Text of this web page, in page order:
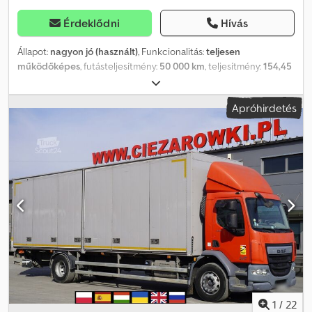
Érdeklődni Hívás
Állapot: nagyon jó (használt), Funkcionalitás:teljesen
működőképes, futásteljesítmény: 50 000 km, teljesítmény:154,45
, üzemanyagtípus:dízel
maximális teherbírás:5 610 kg, össztömeg:11 990 kg,
tengelyelrendezés:4x2, szín:fehér, vezetőfülke:nappali fülke,
, felfüggesztés:
levegő, raktér hossza: 7 450 mm, rakodótér szélesség:2 500 mm,
raktérmagasság:
2 200 mm, Gyártási év:2024, Felszereltség:
AdBlue, Tachográf, differenciálzár, légkondicionálás, DAF LF
12.210 18 raklapos doboz hátsó emelővel / 50 tho km / 2024
2023/2024 év Futott 50000 km Össztömeg 11990 kg Súlya 6380 kg
Terhelhetőség 5610 kg Motorteljesítmény 153 kW / 210 LE Motor
4460 ccm 4×2 meghajtó Légrugózás Automata sebességváltó
Napi fülke Légkondicionáló Rádió CB rádió Tachográf AdBlue
Differenciálzár Plandex doboz Belső méretek: Hossza 745 cm
szélessége 250 cm Magasság 220 cm Kapacitás 18 euro raklap
Dcedpszrlc Eefx Aiqok BAR Cargolift hátsó emelő Maximális
terhelhetőség 1500 kg A jármű egy lengyel DAF
Apróhirdetés
1 / 22